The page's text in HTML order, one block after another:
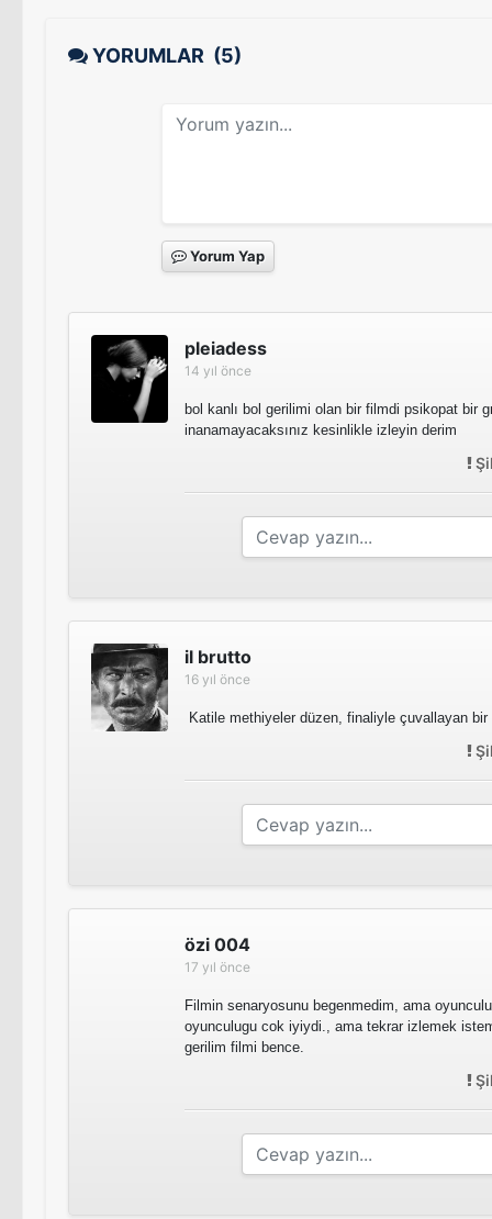
YORUMLAR (5)
Yorum Yap
pleiadess
14 yıl önce
bol kanlı bol gerilimi olan bir filmdi psikopat bir
inanamayacaksınız kesinlikle izleyin derim
il brutto
16 yıl önce
Katile methiyeler düzen, finaliyle çuvallayan
özi 004
17 yıl önce
Filmin senaryosunu begenmedim, ama
oyunculugu cok iyiydi., ama tekrar izlemek
gerilim filmi bence.